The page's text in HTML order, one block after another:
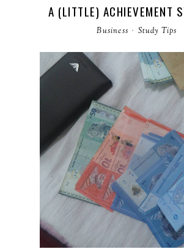
A (LITTLE) ACHIEVEMENT
Business · Study Tips